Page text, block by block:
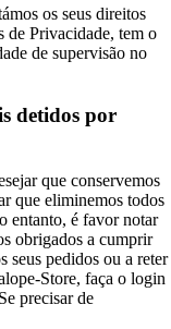
os seus direitos
de Privacidade, tem o
de supervisão no
detidos por
que conservemos
que eliminemos todos
entanto, é favor notar
obrigados a cumprir
seus pedidos ou a reter
Store, faça o login
precisar de